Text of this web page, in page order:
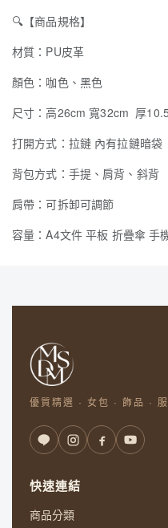
🔍 【商品規格】
材質：PU皮革
顏色：咖色、黑色
尺寸：高26cm 寬32cm 厚
打開方式：拉鏈 內有拉鏈暗袋
背包方式：手提、肩背、斜背
肩帶：可拆卸可調節
容量：A4文件 平板 折疊傘 手
優質精選 · 女包 · 飾品 ·
快速連結
商品分類